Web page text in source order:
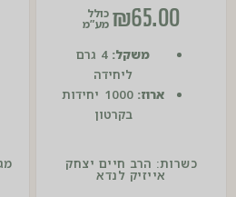
₪65.00 כולל
מע”מ
משקל:
4 גרם
ליחידה
ארוז:
1000 יחידות
בקרטון
כשרות: הרב חיים יצחק
אייזיק לנדא